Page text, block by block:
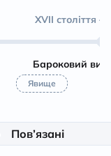
XVII століття –
Бароковий
Явище
Пов’язані